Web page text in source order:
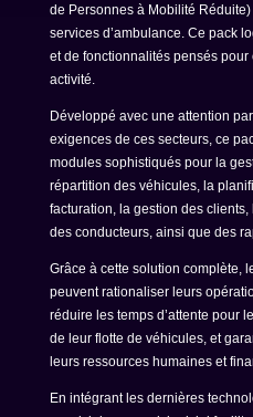
de Personnes à Mobilité
services d’ambulance. Ce pack
et de fonctionnalités pensés
activité.
Développé avec une attention
exigences de ces secteurs, ce
modules sophistiqués pour la
répartition des véhicules, la
facturation, la gestion des
des conducteurs, ainsi que des
Grâce à cette solution complète,
peuvent rationaliser leurs
réduire les temps d’attente pour
de leur flotte de véhicules, et
leurs ressources humaines et
En intégrant les dernières